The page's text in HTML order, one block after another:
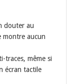
douter au
montre aucun
traces, même si
écran tactile